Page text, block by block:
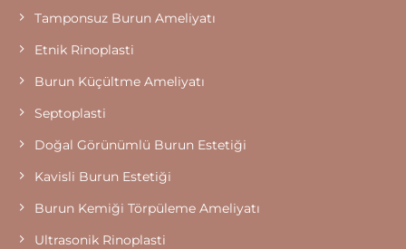
Tamponsuz Burun Ameliyatı
Etnik Rinoplasti
Burun Küçültme Ameliyatı
Septoplasti
Doğal Görünümlü Burun Estetiği
Kavisli Burun Estetiği
Burun Kemiği Törpüleme Ameliyatı
Ultrasonik Rinoplasti